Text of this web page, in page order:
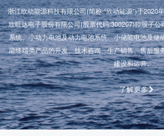
浙江欣动能源科技有限公司(简称:“欣动能源”)于2020
欣旺达电子股份有限公司(股票代码:300207)控股子
系统、小动力电池及动力电池系统、小储能电池及储
能终端类产品的开发、技术咨询、生产销售、售后服
建设和运营。
了解更多